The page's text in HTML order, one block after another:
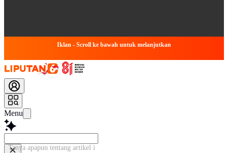
Iklan - Scroll ke bawah untuk melanjutkan
Menu
Tanya apapun tentang artikel ini...